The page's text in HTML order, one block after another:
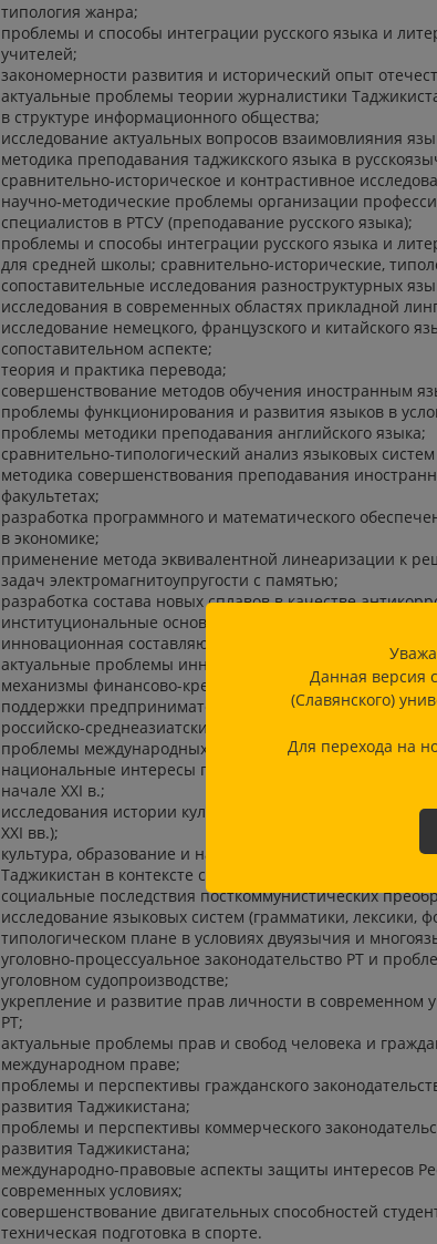
типология жанра;
проблемы и способы интеграции русского языка и
учителей;
закономерности развития и исторический опыт
актуальные проблемы теории журналистики
в структуре информационного общества;
исследование актуальных вопросов взаимовлияния
методика преподавания таджикского языка в
сравнительно-историческое и контрастивное
научно-методические проблемы организации
специалистов в РТСУ (преподавание русского языка);
проблемы и способы интеграции русского языка и
для средней школы; сравнительно-исторические,
сопоставительные исследования разноструктурных
исследования в современных областях прикладной
исследование немецкого, французского и китайского
сопоставительном аспекте;
теория и практика перевода;
совершенствование методов обучения иностранным
проблемы функционирования и развития языков в
проблемы методики преподавания английского языка;
сравнительно-типологический анализ языковых
методика совершенствования преподавания
факультетах;
разработка программного и математического
в экономике;
применение метода эквивалентной линеаризации к
задач электромагнитоупругости с памятью;
разработка состава новых сплавов в качестве
институциональные основы развития экономики
инновационная составляющая в развитии экономики
актуальные проблемы инновационного развития учета,
механизмы финансово-кредитного и инвестиционного
поддержки предпринимательства в РТ;
российско-среднеазиатские взаимоотношения (XVI-XXI
проблемы международных отношений и внешняя
национальные интересы государств евразийского
начале XXI в.;
исследования истории культур стран Центральной
XXI вв.);
культура, образование и наука в интересах
Таджикистан в контексте современной цивилизации;
социальные последствия посткоммунистических
исследование языковых систем (грамматики, лексики,
типологическом плане в условиях двуязычия и
уголовно-процессуальное законодательство РТ и
уголовном судопроизводстве;
укрепление и развитие прав личности в современном
РТ;
актуальные проблемы прав и свобод человека и
международном праве;
проблемы и перспективы гражданского
развития Таджикистана;
проблемы и перспективы коммерческого
развития Таджикистана;
международно-правовые аспекты защиты интересов
современных условиях;
совершенствование двигательных способностей
техническая подготовка в спорте.
Данная версия
(Славянского)
Для перехода на